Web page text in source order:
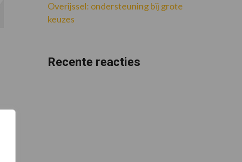
Overijssel: ondersteuning bij grote
keuzes
Recente reacties